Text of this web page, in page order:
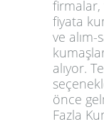
firmalar
fiyata
ve alım-
alıyor.
önce
Fazla